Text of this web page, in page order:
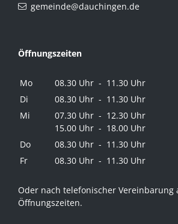
gemeinde@dauchingen.de
Öffnungszeiten
Mo
08.30 Uhr - 11.30 Uhr
Di
08.30 Uhr - 11.30 Uhr
Mi
07.30 Uhr - 12.30 Uhr
15.00 Uhr - 18.00 Uhr
Do
08.30 Uhr - 11.30 Uhr
Fr
08.30 Uhr - 11.30 Uhr
Oder nach telefonischer
Öffnungszeiten.